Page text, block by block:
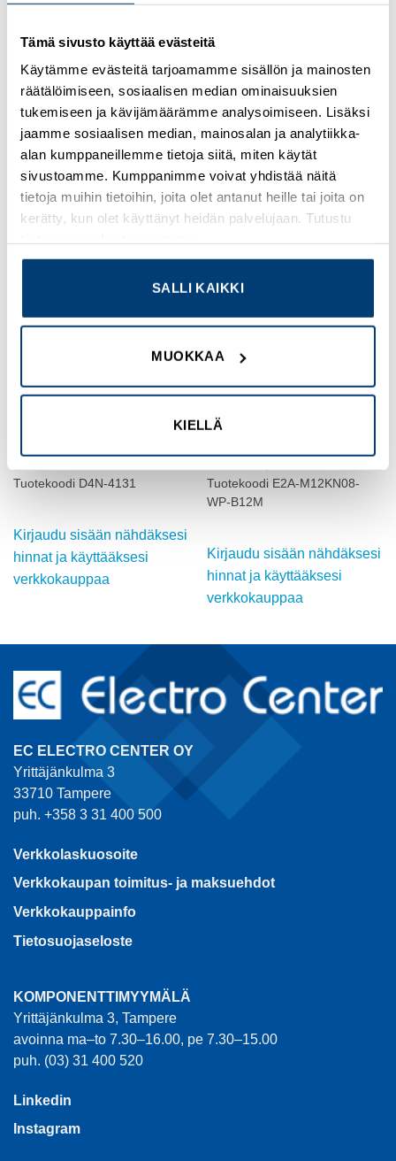
Tämä sivusto käyttää evästeitä
Käytämme evästeitä tarjoamamme sisällön ja mainosten
räätälöimiseen, sosiaalisen median ominaisuuksien
tukemiseen ja kävijämäärämme analysoimiseen. Lisäksi
jaamme sosiaalisen median, mainosalan ja analytiikka-
alan kumppaneillemme tietoja siitä, miten käytät
sivustoamme. Kumppanimme voivat yhdistää näitä
tietoja muihin tietoihin, joita olet antanut heille tai joita on
kerätty, kun olet käyttänyt heidän palvelujaan. Tutustu
SALLI KAIKKI
MUOKKAA
KIELLÄ
Kirjaudu sisään nähdäksesi hinnat ja käyttääksesi
verkkokauppaa
Osastot:Omron , Uudet tuotteet
TUTUSTU MYÖS
Add to
Tuotekoodi D4N-4131
Kirjaudu sisään nähdäksesi
hinnat ja käyttääksesi
verkkokauppaa
OMRON
Tuotekoodi E2A-M12KN08-
WP-B12M
Kirjaudu sisään nähdäksesi
hinnat ja käyttääksesi
verkkokauppaa
EC ELECTRO CENTER OY
Yrittäjänkulma 3
33710 Tampere
puh. +358 3 31 400 500
Verkkolaskuosoite
Verkkokaupan toimitus- ja maksuehdot
Verkkokauppainfo
Tietosuojaseloste
KOMPONENTTIMYYMÄLÄ
Yrittäjänkulma 3, Tampere
avoinna ma–to 7.30–16.00, pe 7.30–15.00
puh. (03) 31 400 520
Linkedin
Instagram